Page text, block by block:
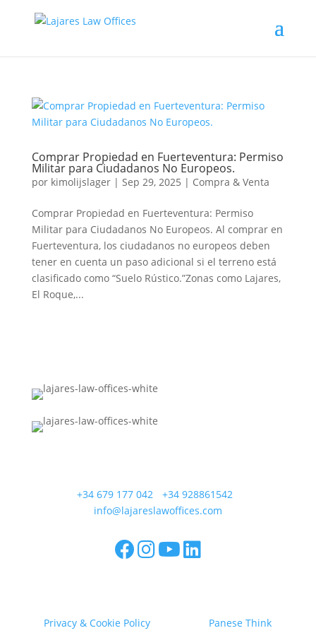
Comprar Propiedad en Fuerteventura: Permiso
Militar para Ciudadanos No Europeos.
por kimolijslager| Sep 29, 2025 | Compra & Venta
Comprar Propiedad en Fuerteventura: Permiso
Militar para Ciudadanos No Europeos. Al comprar en
Fuerteventura, los ciudadanos no europeos deben
tener en cuenta un paso adicional si el terreno está
clasificado como “Suelo Rústico.”Zonas como Lajares,
El Roque,...
+34 679 177 042/ +34 928861542/
info@lajareslawoffices.com
Privacy & Cookie Policy
Panese Think